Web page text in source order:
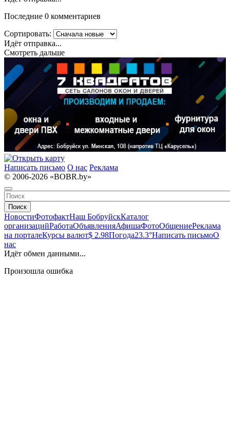
Последние 0 комментариев
Сортировать:
Идёт отправка...
Смотреть дальше
Написать письмо О нас Реклама
© 2006-2026 «BOBR.by»
Поиск
НовостиФотофактНаш БобруйскКаталог
организацийРаботаОбъявленияАфишаФотоОбщениеРеклама
на порталеКурсы валют$ 2.98Погода23.3°Написать письмоО
нас
Идёт обмен данными...
Произошла ошибка